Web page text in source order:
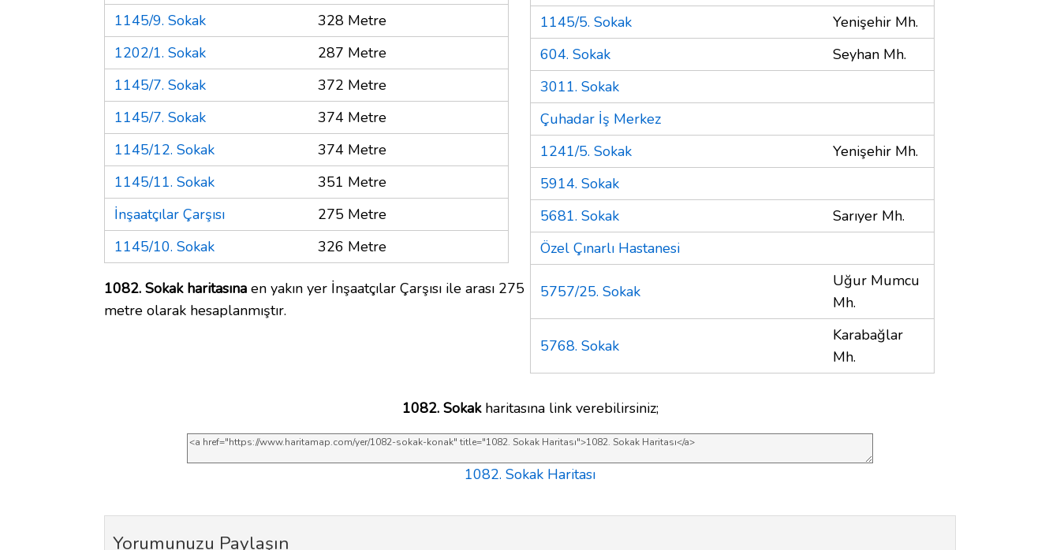
1145/9. Sokak
328 Metre
1202/1. Sokak
287 Metre
1145/7. Sokak
372 Metre
1145/7. Sokak
374 Metre
1145/12. Sokak
374 Metre
1145/11. Sokak
351 Metre
İnşaatçılar Çarşısı
275 Metre
1145/10. Sokak
326 Metre
1082. Sokak haritasına en yakın yer İnşaatçılar Çarşısı ile arası 275
metre olarak hesaplanmıştır.
1145/5. Sokak
Yenişehir Mh.
604. Sokak
Seyhan Mh.
3011. Sokak
Çuhadar İş Merkez
1241/5. Sokak
Yenişehir Mh.
5914. Sokak
5681. Sokak
Sarıyer Mh.
Özel Çınarlı Hastanesi
5757/25. Sokak
Uğur Mumcu
Mh.
5768. Sokak
Karabağlar
Mh.
1082. Sokakharitasına link verebilirsiniz;
1082. Sokak Haritası
Yorumunuzu Paylaşın